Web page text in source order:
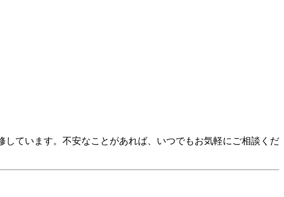
ています。不安なことがあれば、いつでもお気軽にご相談くだ